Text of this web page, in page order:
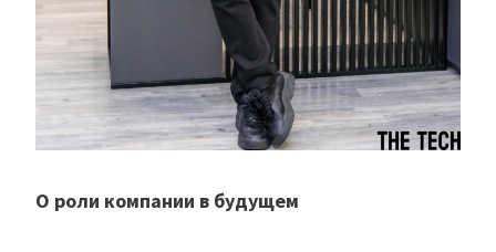
О роли компании в будущем